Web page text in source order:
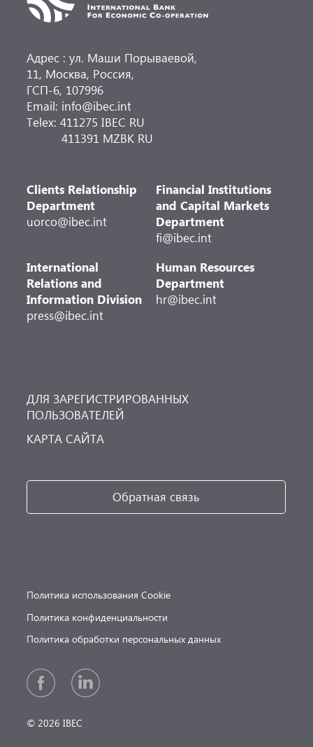
Адрес : ул. Маши Порываевой,
11, Москва, Россия,
ГСП-6, 107996
Email: info@ibec.int
Telex: 411275 IBEC RU
411391 MZBK RU
Clients Relationship
Department
uorco@ibec.int
Financial Institutions
and Capital Markets
Department
fi@ibec.int
International
Relations and
Information Division
press@ibec.int
Human Resources
Department
hr@ibec.int
ДЛЯ ЗАРЕГИСТРИРОВАННЫХ
ПОЛЬЗОВАТЕЛЕЙ
КАРТА САЙТА
Обратная связь
Политика использования Cookie
Политика конфиденциальности
Политика обработки персональных данных
© 2026 IBEC